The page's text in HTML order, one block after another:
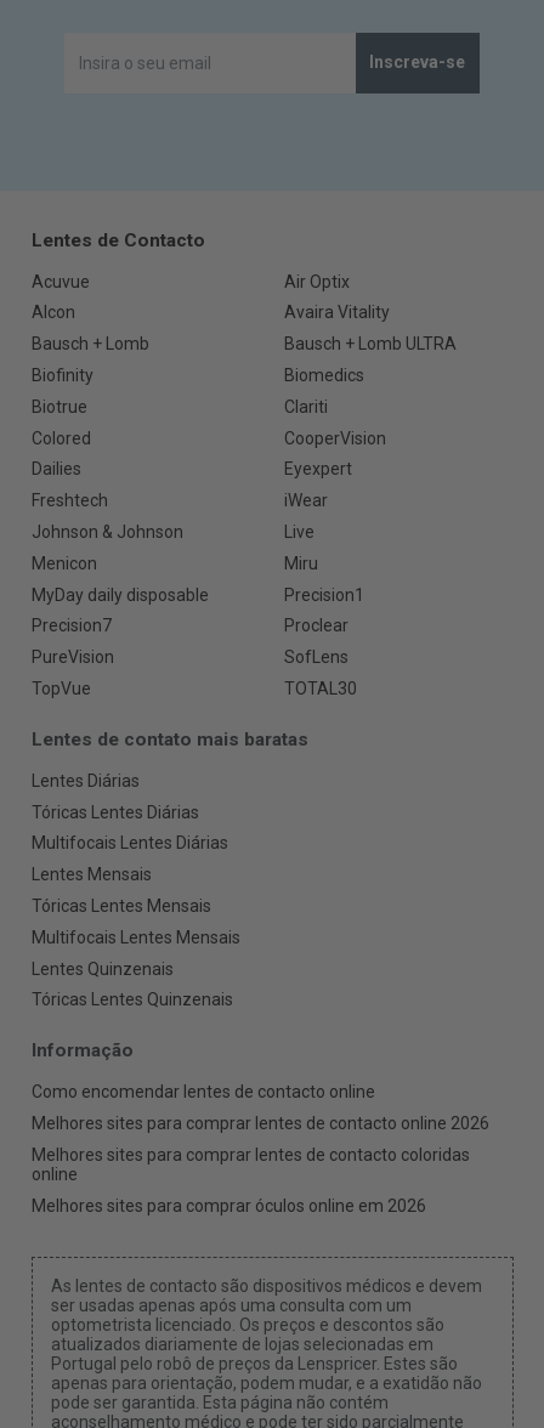
Inscreva-se
Lentes de Contacto
Acuvue
Air Optix
Alcon
Avaira Vitality
Bausch + Lomb
Bausch + Lomb ULTRA
Biofinity
Biomedics
Biotrue
Clariti
Colored
CooperVision
Dailies
Eyexpert
Freshtech
iWear
Johnson & Johnson
Live
Menicon
Miru
MyDay daily disposable
Precision1
Precision7
Proclear
PureVision
SofLens
TopVue
TOTAL30
Lentes de contato mais baratas
Lentes Diárias
Tóricas Lentes Diárias
Multifocais Lentes Diárias
Lentes Mensais
Tóricas Lentes Mensais
Multifocais Lentes Mensais
Lentes Quinzenais
Tóricas Lentes Quinzenais
Informação
Como encomendar lentes de contacto online
Melhores sites para comprar lentes de contacto online 2026
Melhores sites para comprar lentes de contacto coloridas
online
Melhores sites para comprar óculos online em 2026
As lentes de contacto são dispositivos médicos e devem
ser usadas apenas após uma consulta com um
optometrista licenciado. Os preços e descontos são
atualizados diariamente de lojas selecionadas em
Portugal pelo robô de preços da Lenspricer. Estes são
apenas para orientação, podem mudar, e a exatidão não
pode ser garantida. Esta página não contém
aconselhamento médico e pode ter sido parcialmente